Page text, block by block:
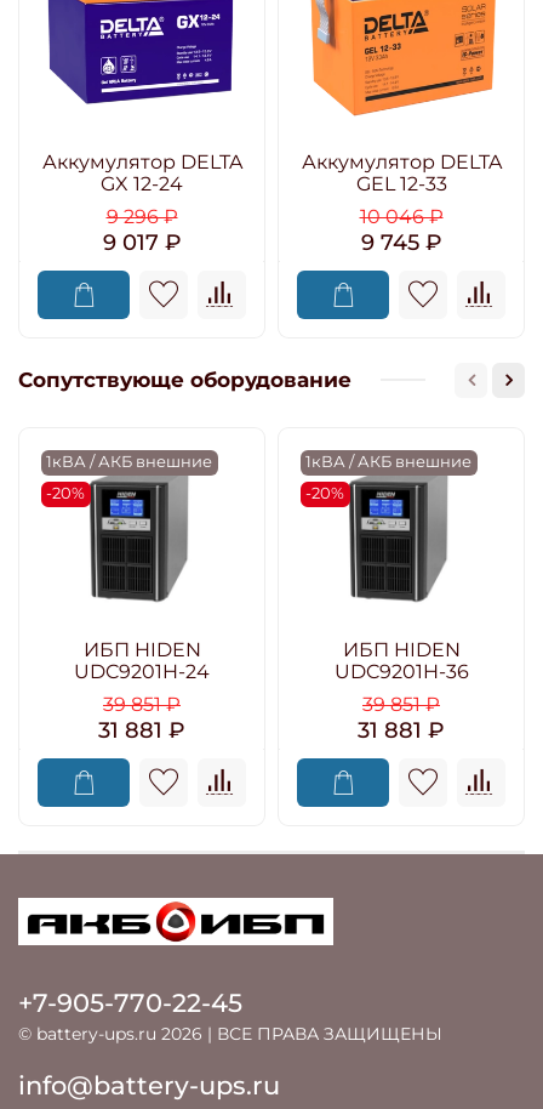
Аккумулятор DELTA
GX 12-24
9 296 ₽
9 017 ₽
Аккумулятор DELTA
GEL 12-33
10 046 ₽
9 745 ₽
Сопутствующе оборудование
1кВА / АКБ внешние
-20%
ИБП HIDEN
UDC9201H-24
39 851 ₽
31 881 ₽
1кВА / АКБ внешние
-20%
ИБП HIDEN
UDC9201H-36
39 851 ₽
31 881 ₽
+7-905-770-22-45
© battery-ups.ru 2026 | ВСЕ ПРАВА ЗАЩИЩЕНЫ
info@battery-ups.ru